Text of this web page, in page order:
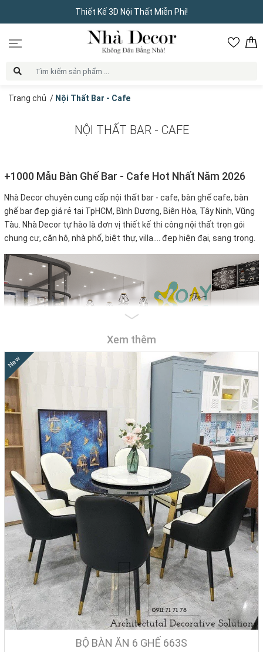
Thiết Kế 3D Nội Thất Miễn Phí!
Trang chủ / Nội Thất Bar - Cafe
NỘI THẤT BAR - CAFE
+1000 Mẫu Bàn Ghế Bar - Cafe Hot Nhất Năm 2026
Nhà Decor chuyên cung cấp nội thất bar - cafe, bàn ghế cafe, bàn
ghế bar đẹp giá rẻ tại TpHCM, Bình Dương, Biên Hòa, Tây Ninh, Vũng
Tàu. Nhà Decor tự hào là đơn vị thiết kế thi công nội thất trọn gói
chung cư, căn hộ, nhà phố, biệt thự, villa.... đẹp hiện đại, sang trọng.
Cửa Hàng Nội Thất Đẹp Giá Rẻ Tại TpHCM, Bình Dương,
Biên Hòa, Tây Ninh, Vũng Tàu!
Xem thêm
New
BỘ BÀN ĂN 6 GHẾ 663S